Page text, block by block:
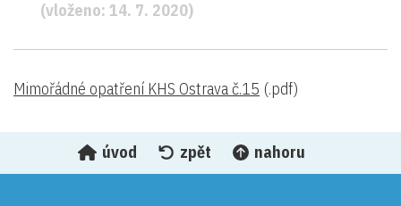
(vloženo: 14. 7. 2020)
Mimořádné opatření KHS Ostrava č.15 (.pdf)
úvod zpět nahoru